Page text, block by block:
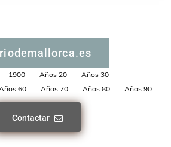
1900 Años 20
Años 30
60 Años 70 Años 80 Años 90
Contactar